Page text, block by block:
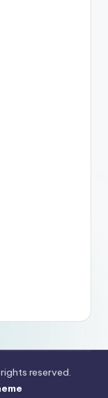
rights reserved.